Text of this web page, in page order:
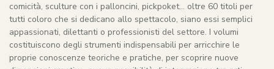
comicità, sculture con i palloncini, pickpoket… oltre 60 titoli per
tutti coloro che si dedicano allo spettacolo, siano essi semplici
appassionati, dilettanti o professionisti del settore. I volumi
costituiscono degli strumenti indispensabili per arricchire le
proprie conoscenze teoriche e pratiche, per scoprire nuove